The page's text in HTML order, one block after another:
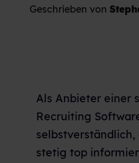
Geschrieben von
Als Anbieter einer
Recruiting
selbstverständlich,
stetig top